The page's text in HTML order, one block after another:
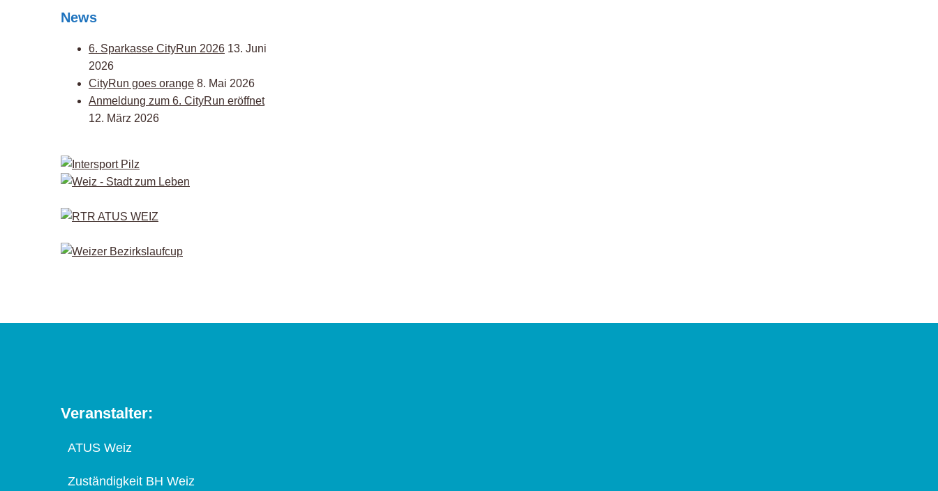
News
6. Sparkasse CityRun 2026 13. Juni
2026
CityRun goes orange 8. Mai 2026
Anmeldung zum 6. CityRun eröffnet
12. März 2026
Veranstalter:
ATUS Weiz
Zuständigkeit BH Weiz